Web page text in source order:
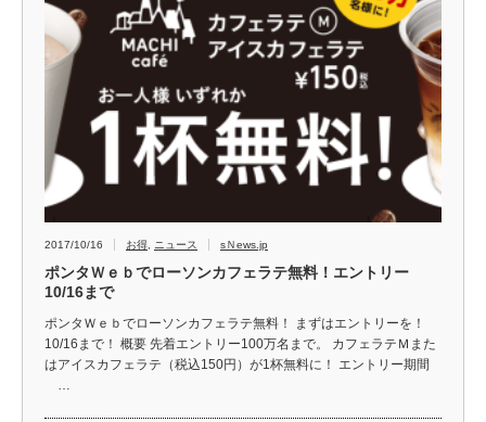
2017/10/16 お得 ニュース sＮews.jp
ポンタＷｅｂでローソンカフェラテ無料！エントリー
10/16まで
ポンタＷｅｂでローソンカフェラテ無料！ まずはエントリーを！
10/16まで！ 概要 先着エントリー100万名まで。 カフェラテＭまた
はアイスカフェラテ（税込150円）が1杯無料に！ エントリー期間
…